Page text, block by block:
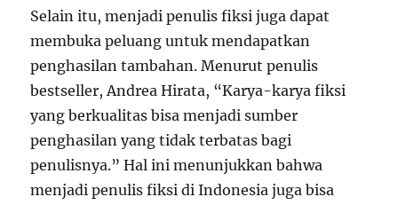
Selain itu, menjadi penulis fiksi juga dapat
membuka peluang untuk mendapatkan
penghasilan tambahan. Menurut penulis
bestseller, Andrea Hirata, “Karya-karya fiksi
yang berkualitas bisa menjadi sumber
penghasilan yang tidak terbatas bagi
penulisnya.” Hal ini menunjukkan bahwa
menjadi penulis fiksi di Indonesia juga bisa